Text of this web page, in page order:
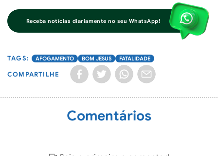
Receba notícias diariamente no seu WhatsApp!
AFOGAMENTO BOM JESUS FATALIDADE
COMPARTILHE
Comentários